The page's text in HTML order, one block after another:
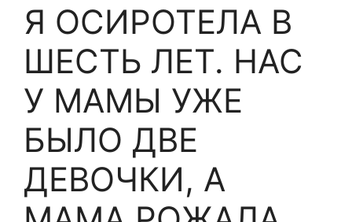
Я ОСИРОТЕЛА В
ШЕСТЬ ЛЕТ. НАС
У МАМЫ УЖЕ
БЫЛО ДВЕ
ДЕВОЧКИ, А